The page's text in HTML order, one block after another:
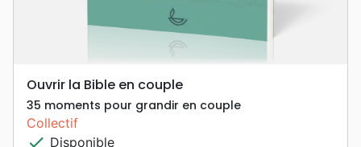
Ouvrir la Bible en couple
35 moments pour grandir en couple
Collectif
check Disponible